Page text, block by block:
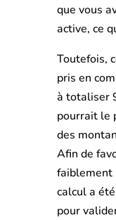
que vous
active, ce
Toutefois,
pris en
à totaliser
pourrait le
des
Afin de
faiblement
calcul a
pour